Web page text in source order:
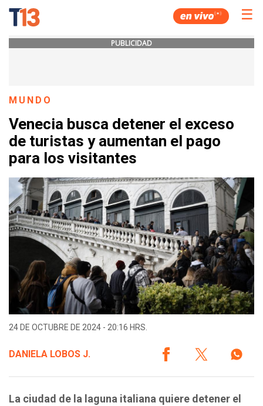
☰
PUBLICIDAD
MUNDO
Venecia busca detener el exceso
de turistas y aumentan el pago
para los visitantes
24 DE OCTUBRE DE 2024 - 20:16 HRS.
DANIELA LOBOS J.
La ciudad de la laguna italiana quiere detener el